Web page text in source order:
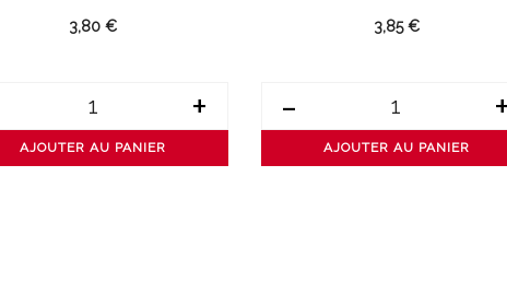
3,80 €
+
AJOUTER AU PANIER
3,85 €
- +
AJOUTER AU PANIER